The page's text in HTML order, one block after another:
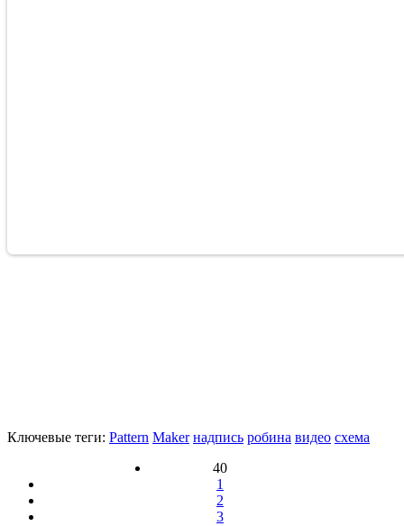
Ключевые теги: Pattern Maker надпись робина видео схема
40
1
2
3